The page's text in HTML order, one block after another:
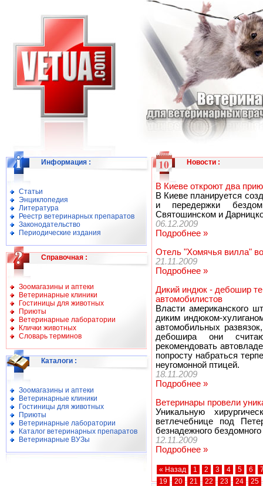
Информация :
Статьи
Энциклопедия
Литература
Реестр ветеринарных препаратов
Законодательство
Периодические издания
Справочная :
Зоомагазины и аптеки
Ветеринарные клиники
Гостиницы для животных
Приюты
Ветеринарные лаборатории
Клички животных
Словарь терминов
Каталоги :
Зоомагазины и аптеки
Ветеринарные клиники
Гостиницы для животных
Приюты
Ветеринарные лаборатории
Каталог ветеринарных препаратов
Ветеринарные ВУЗы
Новости:
В Киеве откроют два
В Киеве планируется
и передержки
Святошинском и
06.12.2009
Подробнее »
Отель "Хомячья вилла"
21.11.2009
Подробнее »
Дикий индюк - дебошир
автомобилистов
Власти американского
диким индюком-
автомобильных
дебошира они
рекомендовать
попросту набраться
неугомонной птицей.
18.11.2009
Подробнее »
Ветеринары провели
Уникальную
ветлечебнице под
безнадежного
12.11.2009
Подробнее »
« Назад 1 2 3 4 5 6
19
20 21 22 23 24
25